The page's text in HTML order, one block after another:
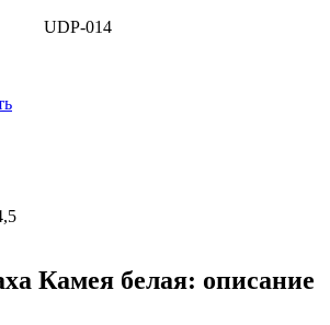
UDP-014
Камея белая: описание